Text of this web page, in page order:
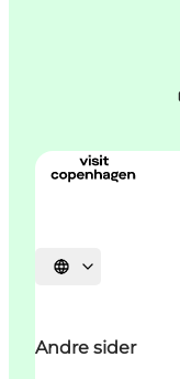
Select language
Andre sider